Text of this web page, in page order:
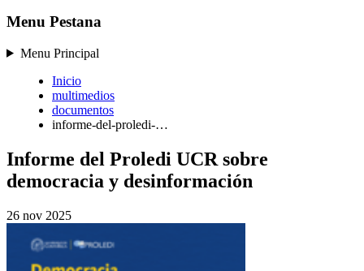
Menu Pestana
Menu Principal
Inicio
multimedios
documentos
informe-del-proledi-…
Informe del Proledi UCR sobre
democracia y desinformación
26 nov 2025